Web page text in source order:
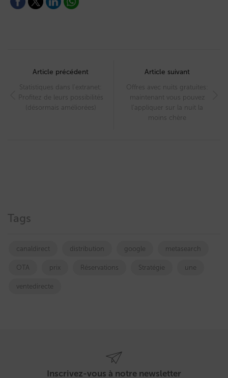
navigation
Article précédent
Statistiques dans l’extranet:
Profitez de leurs possibilités
(désormais améliorées)
Article suivant
Offres avec nuits gratuites:
maintenant vous pouvez
l’appliquer sur la nuit la
moins chère
Tags
canaldirect distribution google metasearch
OTA prix Réservations Stratégie une
ventedirecte
Inscrivez-vous à notre newsletter